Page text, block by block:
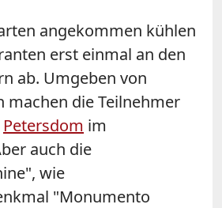
angekommen kühlen
erst einmal an den
ab. Umgeben von
machen die Teilnehmer
Petersdom im
auch die
wie
"Monumento